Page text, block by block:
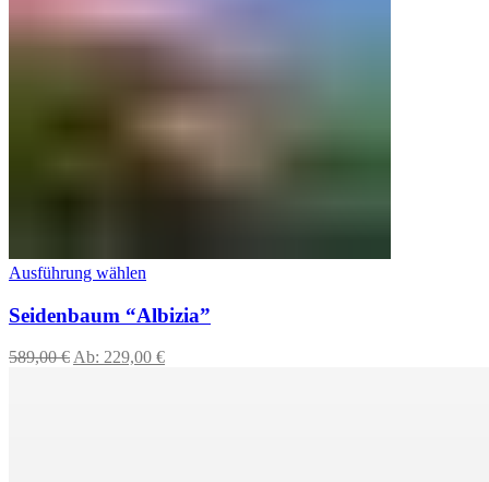
Ausführung wählen
Seidenbaum “Albizia”
589,00€Ab: 229,00 €